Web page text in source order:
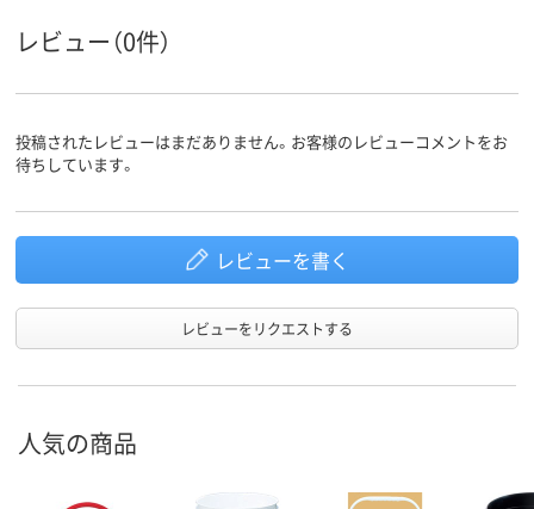
レビュー（0件）
投稿されたレビューはまだありません。お客様のレビューコメントをお
待ちしています。
レビューを書く
レビューをリクエストする
人気の商品